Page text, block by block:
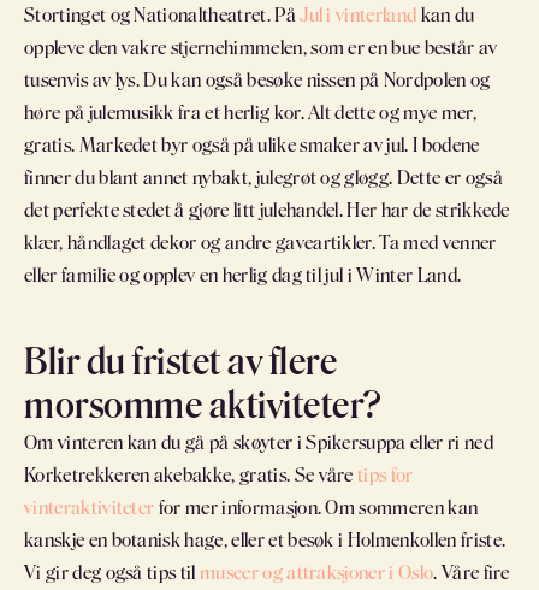
Stortinget og Nationaltheatret. PåJul i vinterland kan du
oppleve den vakre stjernehimmelen, som er en bue består av
tusenvis av lys. Du kan også besøke nissen på Nordpolen og
høre på julemusikk fra et herlig kor. Alt dette og mye mer,
gratis. Markedet byr også på ulike smaker av jul. I bodene
finner du blant annet nybakt, julegrøt og gløgg. Dette er også
det perfekte stedet å gjøre litt julehandel. Her har de strikkede
klær, håndlaget dekor og andre gaveartikler. Ta med venner
eller familie og opplev en herlig dag til jul i Winter Land.
Blir du fristet av flere
morsomme aktiviteter?
Om vinteren kan du gå på skøyter i Spikersuppa eller ri ned
Korketrekkeren akebakke, gratis. Se våretips for
vinteraktiviteter for mer informasjon. Om sommeren kan
kanskje en botanisk hage, eller et besøk i Holmenkollen friste.
Vi gir deg også tips til museer og attraksjoner i Oslo. Våre fire